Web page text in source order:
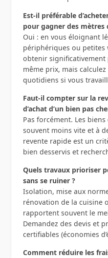
Est‑il préférable
pour gagner des mètres
Oui : en vous éloignant
périphériques ou petites
obtenir
même prix, mais calculez
quotidiens si vous
Faut‑il compter sur la
d’achat d’un bien pas
Pas forcément. Les
souvent moins vite et à
revente rapide est un
bien desservis et
Quels travaux prioriser
sans se ruiner ?
Isolation, mise aux
rénovation de la cuisine
rapportent souvent le
Demandez des devis et
certifiables (économies
Comment réduire les